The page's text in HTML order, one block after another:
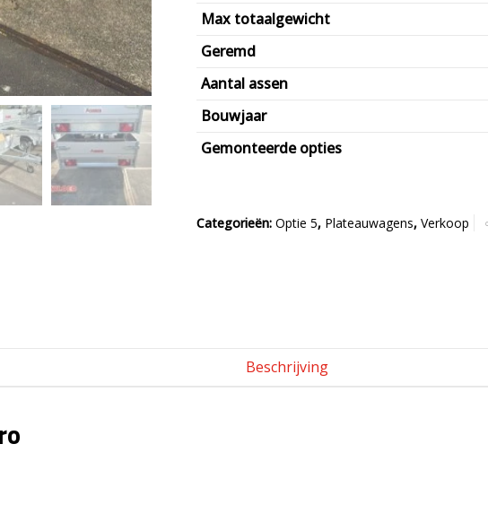
Max totaalgewicht
Geremd
Aantal assen
Bouwjaar
Gemonteerde opties
Categorieën:Optie 5, Plateauwagens,Verkoop
Beschrijving